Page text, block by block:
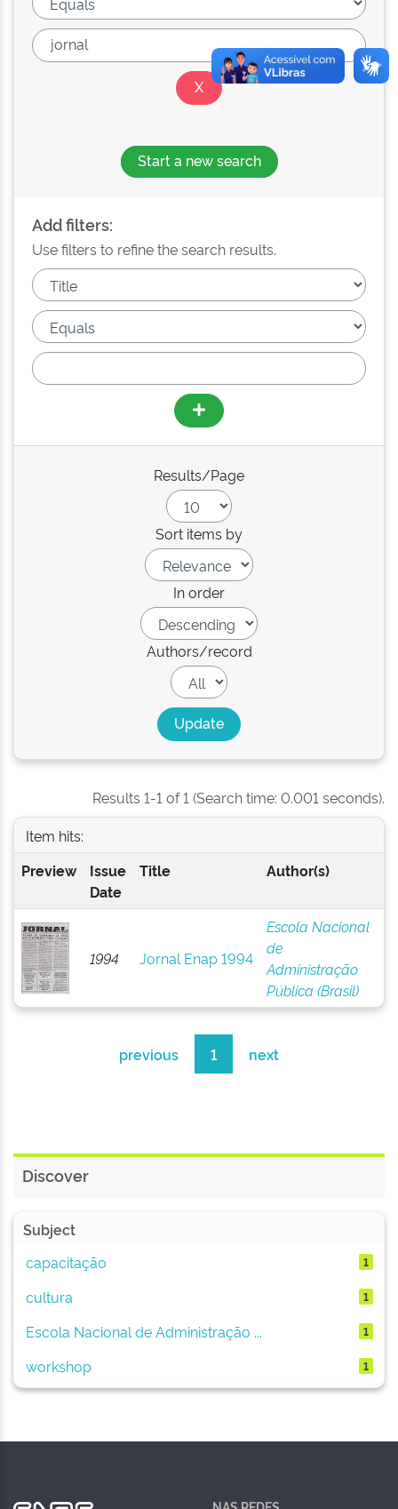
Start a new search
Add filters:
Use filters to refine the search results.
Results/Page
Sort items by
In order
Authors/record
Results 1-1 of 1 (Search time: 0.001 seconds).
Item hits:
Preview
Issue
Date
Title Author(s)
1994 Jornal Enap 1994
Escola Nacional
de
Administração
Pública (Brasil)
previous 1 next
Discover
Subject
capacitação
1
cultura 1
Escola Nacional de Administração ... 1
workshop 1